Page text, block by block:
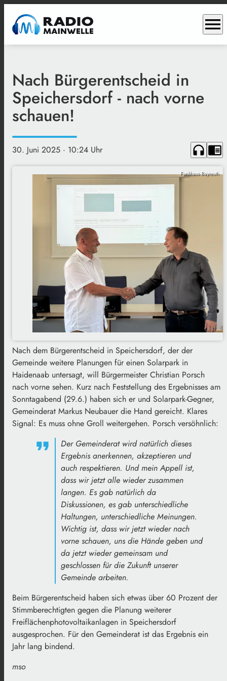
menu
Nach Bürgerentscheid in
Speichersdorf - nach vorne
schauen!
30. Juni 2025 · 10:24 Uhr headphones chrome_reader_mode
Funkhaus Bayreuth
Nach dem Bürgerentscheid in Speichersdorf, der der
Gemeinde weitere Planungen für einen Solarpark in
Haidenaab untersagt, will Bürgermeister Christian Porsch
nach vorne sehen. Kurz nach Feststellung des Ergebnisses am
Sonntagabend (29.6.) haben sich er und Solarpark-Gegner,
Gemeinderat Markus Neubauer die Hand gereicht. Klares
Signal: Es muss ohne Groll weitergehen. Porsch versöhnlich:
Der Gemeinderat wird natürlich dieses
Ergebnis anerkennen, akzeptieren und
auch respektieren. Und mein Appell ist,
dass wir jetzt alle wieder zusammen
langen. Es gab natürlich da
Diskussionen, es gab unterschiedliche
Haltungen, unterschiedliche Meinungen.
Wichtig ist, dass wir jetzt wieder nach
vorne schauen, uns die Hände geben und
da jetzt wieder gemeinsam und
geschlossen für die Zukunft unserer
Gemeinde arbeiten.
Beim Bürgerentscheid haben sich etwas über 60 Prozent der
Stimmberechtigten gegen die Planung weiterer
Freiflächenphotovoltaikanlagen in Speichersdorf
ausgesprochen. Für den Gemeinderat ist das Ergebnis ein
Jahr lang bindend.
mso